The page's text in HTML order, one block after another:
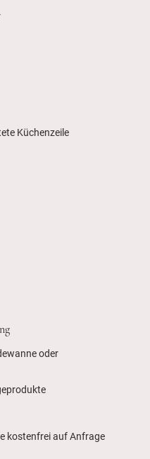
Küchenzeile
oder
kostenfrei auf Anfrage